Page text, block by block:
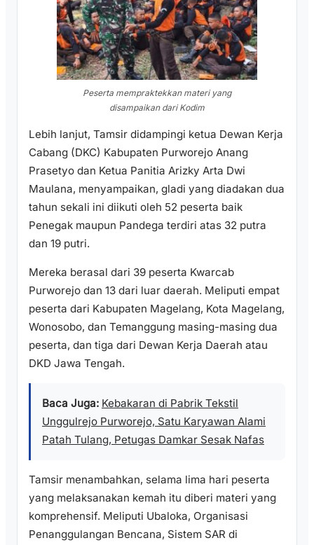
Peserta mempraktekkan materi yang
disampaikan dari Kodim
Lebih lanjut, Tamsir didampingi ketua Dewan Kerja
Cabang (DKC) Kabupaten Purworejo Anang
Prasetyo dan Ketua Panitia Arizky Arta Dwi
Maulana, menyampaikan, gladi yang diadakan dua
tahun sekali ini diikuti oleh 52 peserta baik
Penegak maupun Pandega terdiri atas 32 putra
dan 19 putri.
Mereka berasal dari 39 peserta Kwarcab
Purworejo dan 13 dari luar daerah. Meliputi empat
peserta dari Kabupaten Magelang, Kota Magelang,
Wonosobo, dan Temanggung masing-masing dua
peserta, dan tiga dari Dewan Kerja Daerah atau
DKD Jawa Tengah.
Baca Juga: Kebakaran di Pabrik Tekstil
Unggulrejo Purworejo, Satu Karyawan Alami
Patah Tulang, Petugas Damkar Sesak Nafas
Tamsir menambahkan, selama lima hari peserta
yang melaksanakan kemah itu diberi materi yang
komprehensif. Meliputi Ubaloka, Organisasi
Penanggulangan Bencana, Sistem SAR di